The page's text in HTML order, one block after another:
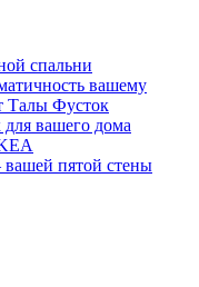
спальни
вашему
Талы Фусток
вашего дома
пятой стены